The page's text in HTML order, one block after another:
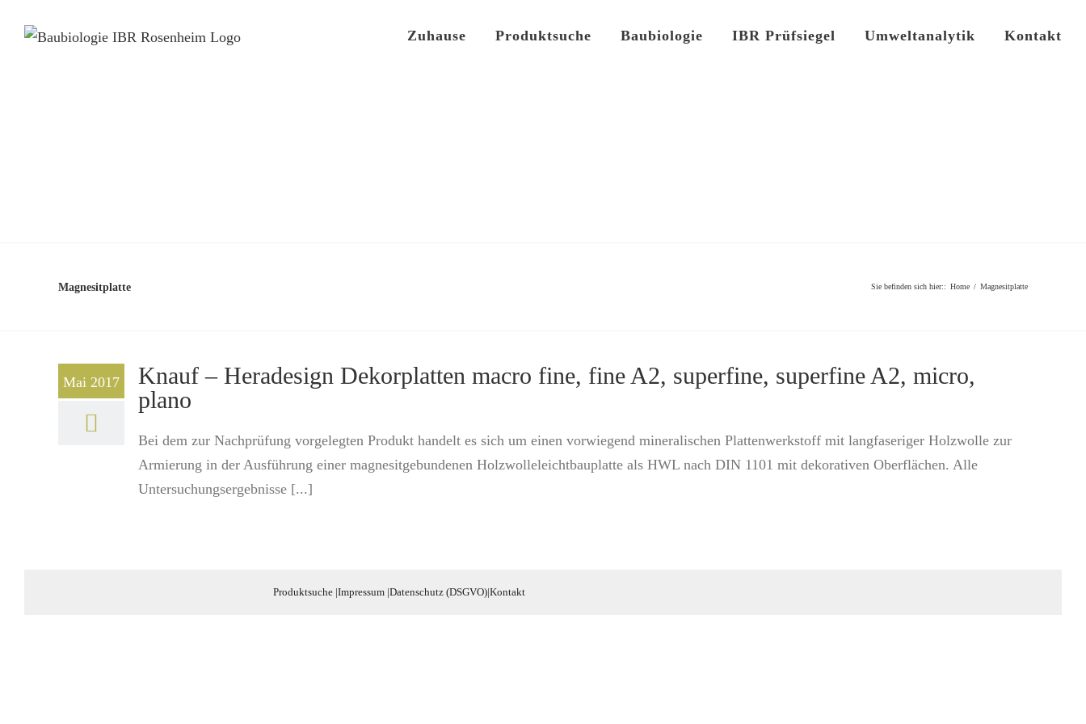
Zuhause Produktsuche Baubiologie IBR Prüfsiegel Umweltanalytik Kontakt
Magnesitplatte Sie befinden sich hier:: Home / Magnesitplatte
Mai 2017
Knauf – Heradesign Dekorplatten macro fine, fine A2, superfine, superfine A2, micro,
plano
Bei dem zur Nachprüfung vorgelegten Produkt handelt es sich um einen vorwiegend mineralischen Plattenwerkstoff mit langfaseriger Holzwolle zur
Armierung in der Ausführung einer magnesitgebundenen Holzwolleleichtbauplatte als HWL nach DIN 1101 mit dekorativen Oberflächen. Alle
Untersuchungsergebnisse [...]
Produktsuche|Impressum|Datenschutz (DSGVO)|Kontakt